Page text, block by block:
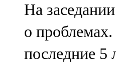
На
о проблемах.
последние 5